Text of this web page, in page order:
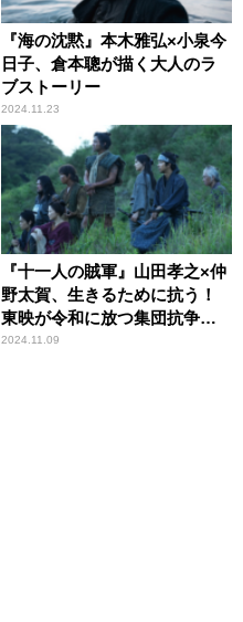
『海の沈黙』本木雅弘×小泉今
日子、倉本聰が描く大人のラ
ブストーリー
2024.11.23
『十一人の賊軍』山田孝之×仲
野太賀、生きるために抗う！
東映が令和に放つ集団抗争時
代劇
2024.11.09